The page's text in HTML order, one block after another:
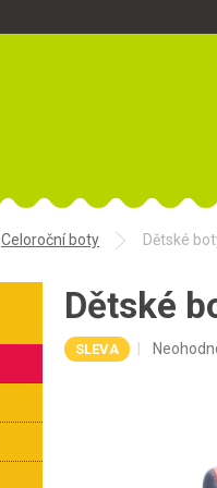
Celoroční boty Dětské
Dětské
SLEVA